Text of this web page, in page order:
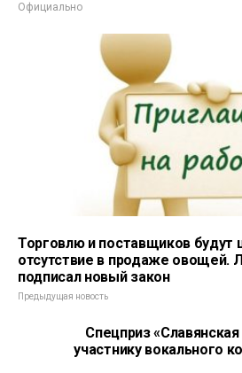
Официально
Торговлю и поставщиков будут
отсутствие в продаже овощей.
подписал новый закон
Предыдущая новость
Спецприз
участнику вокального